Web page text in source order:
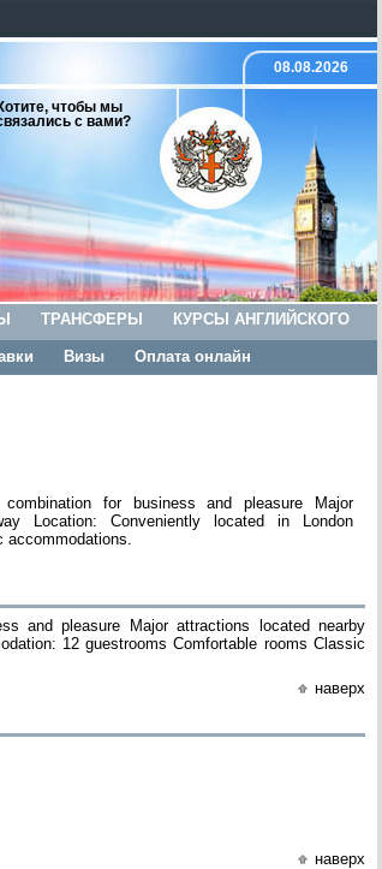
08.08.2026
чтобы мы
с вами?
ТРАНСФЕРЫ КУРСЫ АНГЛИЙСКОГО
Визы Оплата онлайн
combination for business and pleasure Major
Location: Conveniently located in London
accommodations.
and pleasure Major attractions located nearby
12 guestrooms Comfortable rooms Classic
наверх
наверх